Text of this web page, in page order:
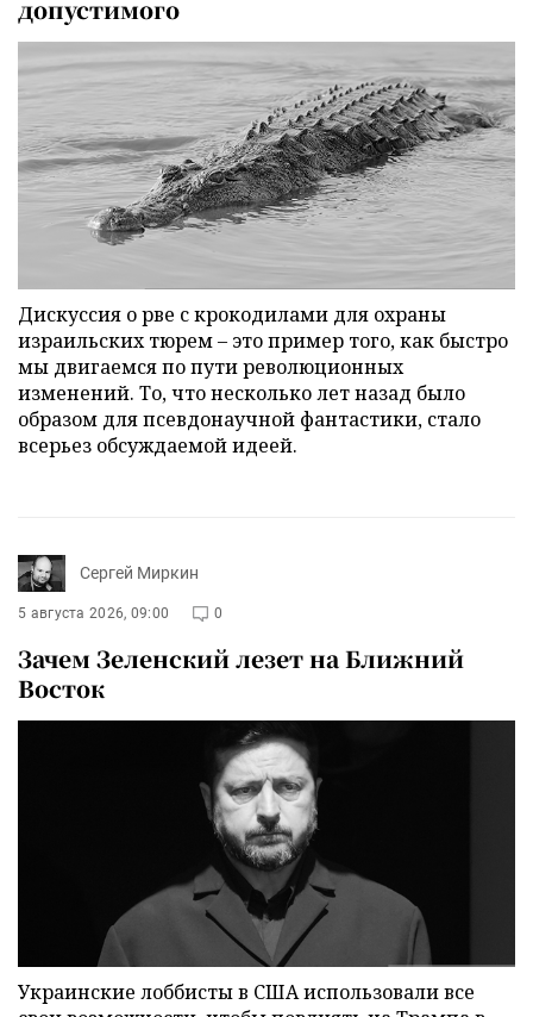
допустимого
Дискуссия о рве с крокодилами для охраны
израильских тюрем – это пример того, как быстро
мы двигаемся по пути революционных
изменений. То, что несколько лет назад было
образом для псевдонаучной фантастики, стало
всерьез обсуждаемой идеей.
Сергей Миркин
5 августа 2026, 09:00 0
Зачем Зеленский лезет на Ближний
Восток
Украинские лоббисты в США использовали все